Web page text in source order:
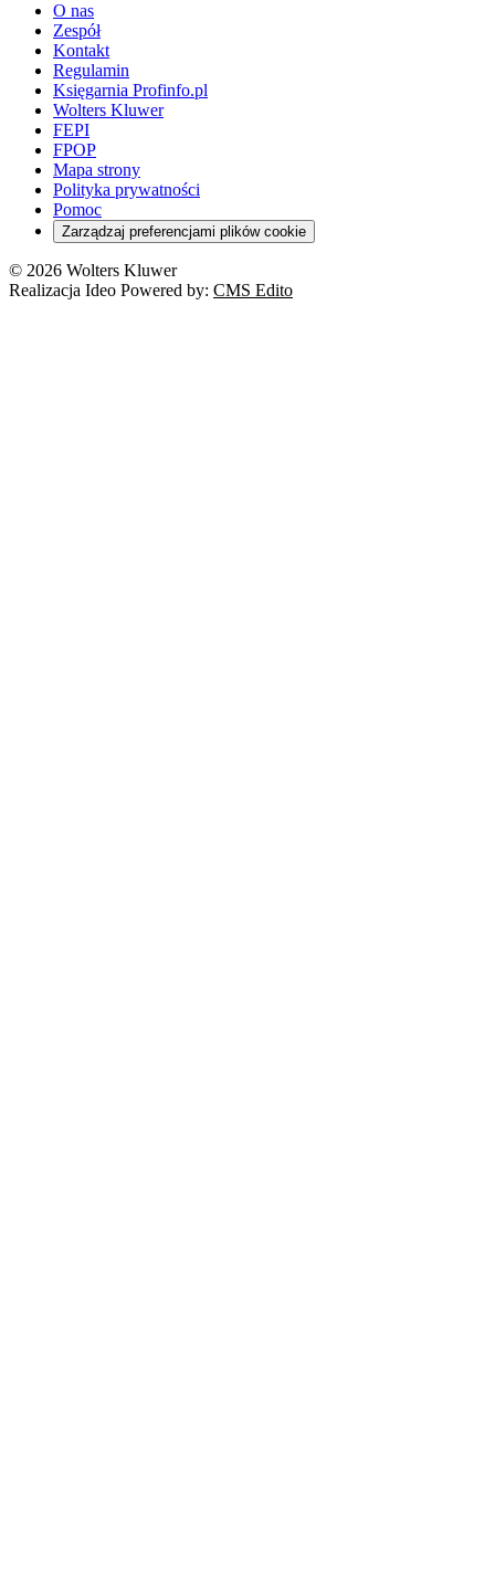
O nas
Zespół
Kontakt
Regulamin
Księgarnia Profinfo.pl
Wolters Kluwer
FEPI
FPOP
Mapa strony
Polityka prywatności
Pomoc
Zarządzaj preferencjami plików cookie
© 2026 Wolters Kluwer
Realizacja Ideo Powered by: CMS Edito